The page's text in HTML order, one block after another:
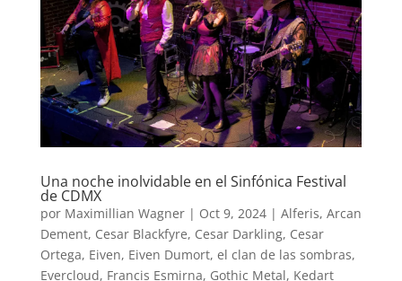
Una noche inolvidable en el Sinfónica Festival
de CDMX
por Maximillian Wagner| Oct 9, 2024| Alferis, Arcan
Dement, Cesar Blackfyre, Cesar Darkling, Cesar
Ortega, Eiven, Eiven Dumort, el clan de las sombras,
Evercloud, Francis Esmirna, Gothic Metal, Kedart